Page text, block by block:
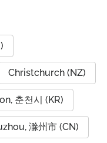
Christchurch (NZ)
춘천시 (KR)
滁州市 (CN)